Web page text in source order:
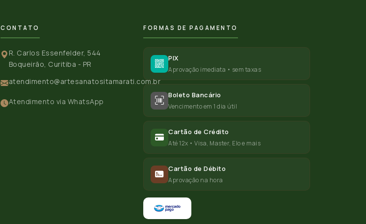
CONTATO
R. Carlos Essenfelder, 544
Boqueirão, Curitiba - PR
atendimento@artesanatositamarati.com.br
Atendimento via WhatsApp
FORMAS DE PAGAMENTO
PIX
Aprovação imediata • sem taxas
Boleto Bancário
Vencimento em 1 dia útil
Cartão de Crédito
Até 12x • Visa, Master, Elo e mais
Cartão de Débito
Aprovação na hora